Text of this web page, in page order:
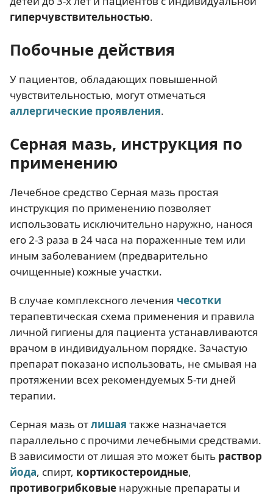
гиперчувствительностью.
Побочные действия
У пациентов, обладающих повышенной
чувствительностью, могут отмечаться
аллергические проявления.
Серная мазь, инструкция по
применению
Лечебное средство Серная мазь простая
инструкция по применению позволяет
использовать исключительно наружно, нанося
его 2-3 раза в 24 часа на пораженные тем или
иным заболеванием (предварительно
очищенные) кожные участки.
В случае комплексного лечения чесотки
терапевтическая схема применения и правила
личной гигиены для пациента устанавливаются
врачом в индивидуальном порядке. Зачастую
препарат показано использовать, не смывая на
протяжении всех рекомендуемых 5-ти дней
терапии.
Серная мазь отлишая также назначается
параллельно с прочими лечебными средствами.
В зависимости от лишая это может быть раствор
йода, спирт, кортикостероидные,
противогрибковые наружные препараты и